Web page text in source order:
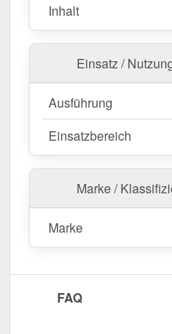
Inhalt
Einsatz /
Ausführung
Einsatzbereich
Marke /
Marke
FAQ